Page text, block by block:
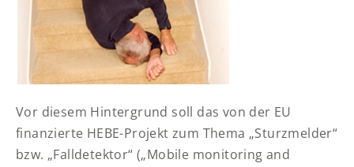
Vor diesem Hintergrund soll das von der EU
finanzierte HEBE-Projekt zum Thema „Sturzmelder“
bzw. „Falldetektor“ („Mobile monitoring and